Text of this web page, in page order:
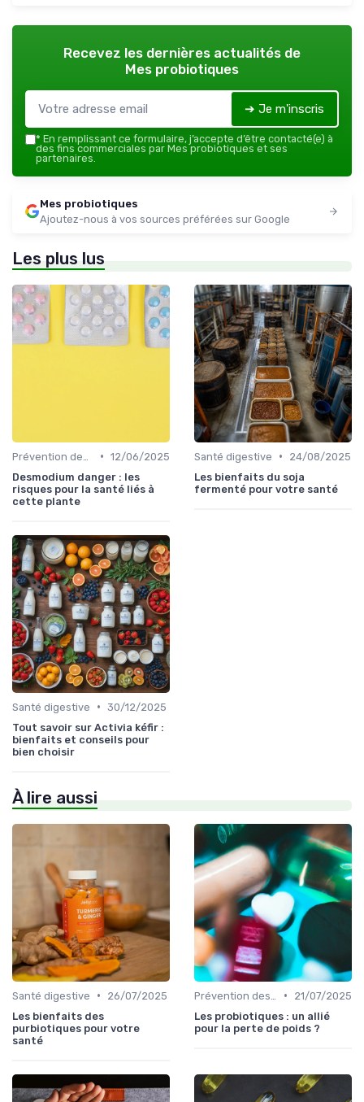
Recevez les dernières actualités de
Mes probiotiques
➔ Je m'inscris
* En remplissant ce formulaire, j’accepte d’être contacté(e) à
des fins commerciales par Mes probiotiques et ses
partenaires.
Mes probiotiques
Ajoutez-nous à vos sources préférées sur Google
Les plus lus
• 12/06/2025
Desmodium danger : les
risques pour la santé liés à
cette plante
Santé digestive •
24/08/2025
Les bienfaits du soja
fermenté pour votre santé
Santé digestive • 30/12/2025
Tout savoir sur Activia kéfir :
bienfaits et conseils pour
bien choisir
À lire aussi
Santé digestive •
26/07/2025
Les bienfaits des
purbiotiques pour votre
santé
•
21/07/2025
Les probiotiques : un allié
pour la perte de poids ?